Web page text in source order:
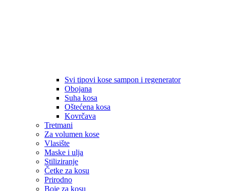
Svi tipovi kose sampon i regenerator
Obojana
Suha kosa
Oštećena kosa
Kovrčava
Tretmani
Za volumen kose
Vlasište
Maske i ulja
Stiliziranje
Četke za kosu
Prirodno
Boje za kosu